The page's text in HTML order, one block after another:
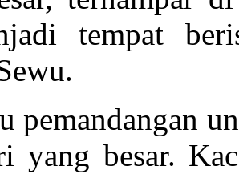
tempat
pemandangan
yang besar.